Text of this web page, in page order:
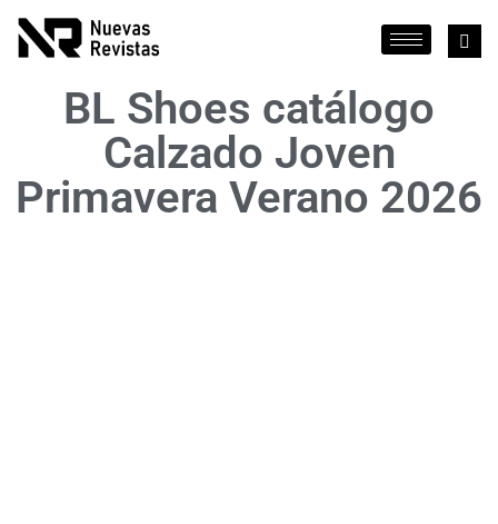
BL Shoes catálogo
Calzado Joven
Primavera Verano 2026